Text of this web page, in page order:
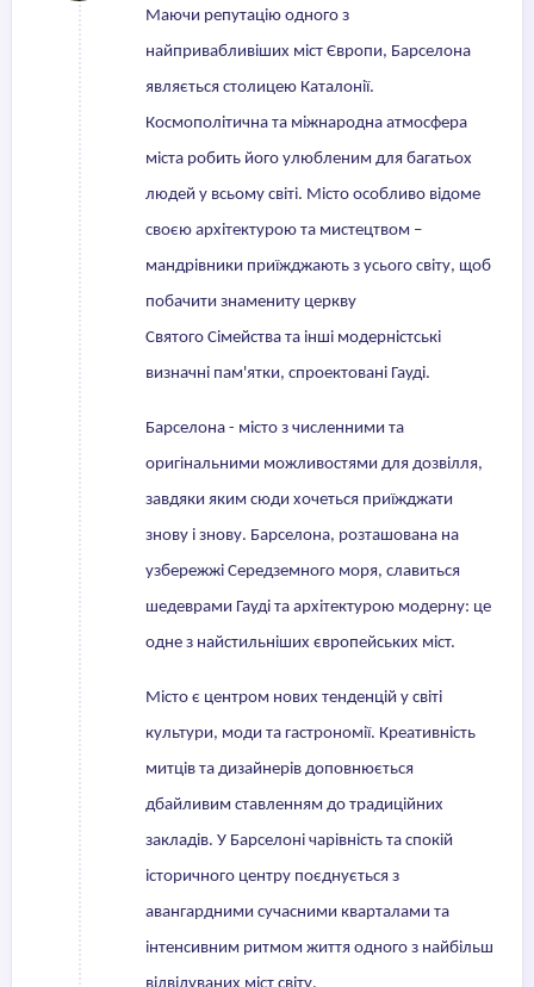
Маючи репутацію одного з
найпривабливіших міст Європи, Барселона
являється столицею Каталонії.
Космополітична та міжнародна атмосфера
міста робить його улюбленим для багатьох
людей у всьому світі. Місто особливо відоме
своєю архітектурою та мистецтвом –
мандрівники приїжджають з усього світу, щоб
побачити знамениту церкву
Святого Сімейства та інші модерністські
визначні пам'ятки, спроектовані Гауді.
Барселона - місто з численними та
оригінальними можливостями для дозвілля,
завдяки яким сюди хочеться приїжджати
знову і знову. Барселона, розташована на
узбережжі Середземного моря, славиться
шедеврами Гауді та архітектурою модерну: це
одне з найстильніших європейських міст.
Місто є центром нових тенденцій у світі
культури, моди та гастрономії. Креативність
митців та дизайнерів доповнюється
дбайливим ставленням до традиційних
закладів. У Барселоні чарівність та спокій
історичного центру поєднується з
авангардними сучасними кварталами та
інтенсивним ритмом життя одного з найбільш